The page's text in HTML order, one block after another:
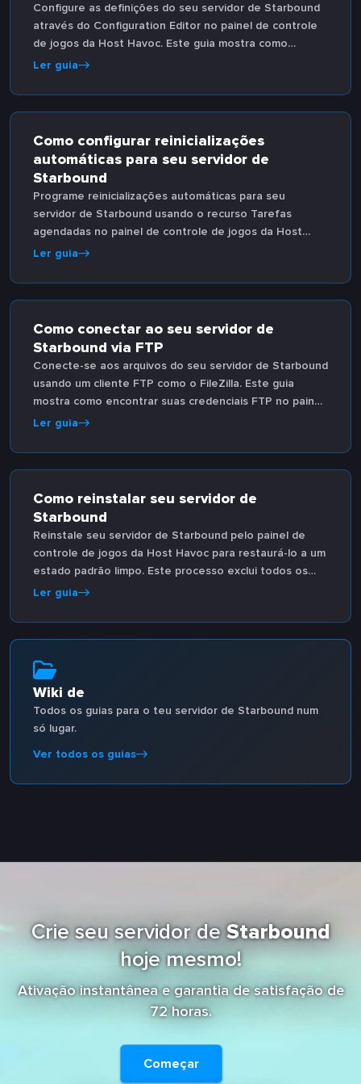
Configure as definições do seu servidor de Starbound
através do Configuration Editor no painel de controle
de jogos da Host Havoc. Este guia mostra como
acessar e editar os arquivos de configuração para
preferências.
Ler guia
Como configurar reinicializações
automáticas para seu servidor de
Starbound
Programe reinicializações automáticas para seu
servidor de Starbound usando o recurso Tarefas
agendadas no painel de controle de jogos da Host
Havoc. Mantenha seu servidor atualizado sem
Ler guia
Como conectar ao seu servidor de
Starbound via FTP
Conecte-se aos arquivos do seu servidor de Starbound
usando um cliente FTP como o FileZilla. Este guia
mostra como encontrar suas credenciais FTP no painel
de controle de jogos da Host Havoc e configurar o
Ler guia
Como reinstalar seu servidor de
Starbound
Reinstale seu servidor de Starbound pelo painel de
controle de jogos da Host Havoc para restaurá-lo a um
estado padrão limpo. Este processo exclui todos os
arquivos do servidor, exceto os backups, e depois baixa
Ler guia
Wiki de
Todos os guias para o teu servidor de Starbound num
só lugar.
Ver todos os guias
Crie seu servidor deStarbound
hoje mesmo!
Ativação instantânea e garantia de satisfação de
72 horas.
Começar